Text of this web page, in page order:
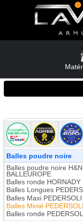
Balles poudre noire
Balles poudre noire
BALLEUROPE
Balles ronde HORNADY
Balles Longues
Balles Maxi PEDERSOLI
Balles Minié PEDERSOLI
Balles ronde PEDERSOLI